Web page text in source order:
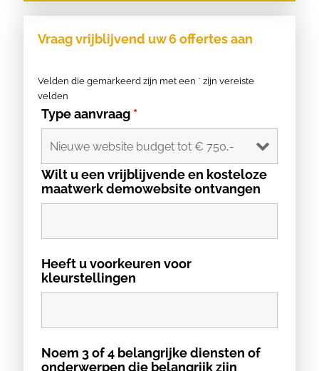
Vraag vrijblijvend uw 6 offertes aan
Velden die gemarkeerd zijn met een * zijn vereiste
velden
Type aanvraag *
Wilt u een vrijblijvende en kosteloze
maatwerk demowebsite ontvangen
Heeft u voorkeuren voor
kleurstellingen
Noem 3 of 4 belangrijke diensten of
onderwerpen die belangrijk zijn